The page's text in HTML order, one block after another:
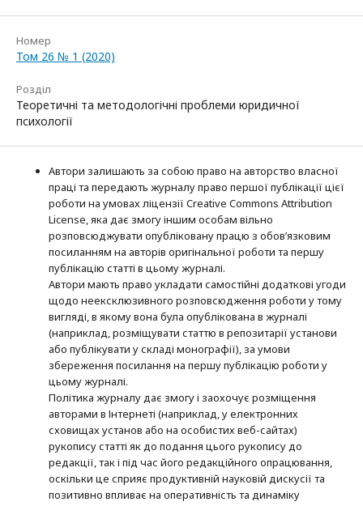
Номер
Том 26 № 1 (2020)
Розділ
Теоретичні та методологічні проблеми юридичної
психології
Автори залишають за собою право на авторство власної
праці та передають журналу право першої публікації цієї
роботи на умовах ліцензії Creative Commons Attribution
License, яка дає змогу іншим особам вільно
розповсюджувати опубліковану працю з обов’язковим
посиланням на авторів оригінальної роботи та першу
публікацію статті в цьому журналі.
Автори мають право укладати самостійні додаткові угоди
щодо неексклюзивного розповсюдження роботи у тому
вигляді, в якому вона була опублікована в журналі
(наприклад, розміщувати статтю в репозитарії установи
або публікувати у складі монографії), за умови
збереження посилання на першу публікацію роботи у
цьому журналі.
Політика журналу дає змогу і заохочує розміщення
авторами в Інтернеті (наприклад, у електронних
сховищах установ або на особистих веб-сайтах)
рукопису статті як до подання цього рукопису до
редакції, так і під час його редакційного опрацювання,
оскільки це сприяє продуктивній науковій дискусії та
позитивно впливає на оперативність та динаміку